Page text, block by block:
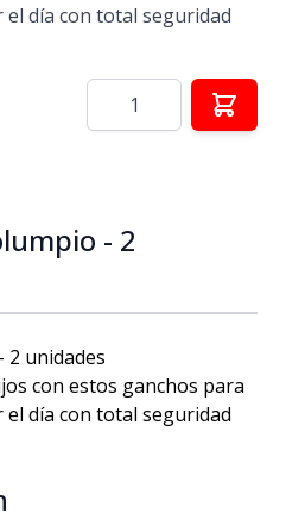
día con total seguridad
Cantidad
- 2
2 unidades
con estos ganchos para
día con total seguridad